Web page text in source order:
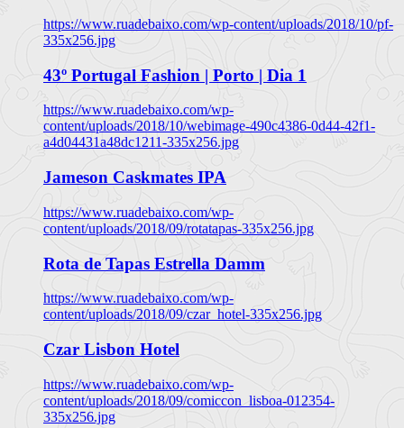
https://www.ruadebaixo.com/wp-content/uploads/2018/10/pf-
335x256.jpg
43º Portugal Fashion | Porto | Dia 1
https://www.ruadebaixo.com/wp-
content/uploads/2018/10/webimage-490c4386-0d44-42f1-
a4d04431a48dc1211-335x256.jpg
Jameson Caskmates IPA
https://www.ruadebaixo.com/wp-
content/uploads/2018/09/rotatapas-335x256.jpg
Rota de Tapas Estrella Damm
https://www.ruadebaixo.com/wp-
content/uploads/2018/09/czar_hotel-335x256.jpg
Czar Lisbon Hotel
https://www.ruadebaixo.com/wp-
content/uploads/2018/09/comiccon_lisboa-012354-
335x256.jpg